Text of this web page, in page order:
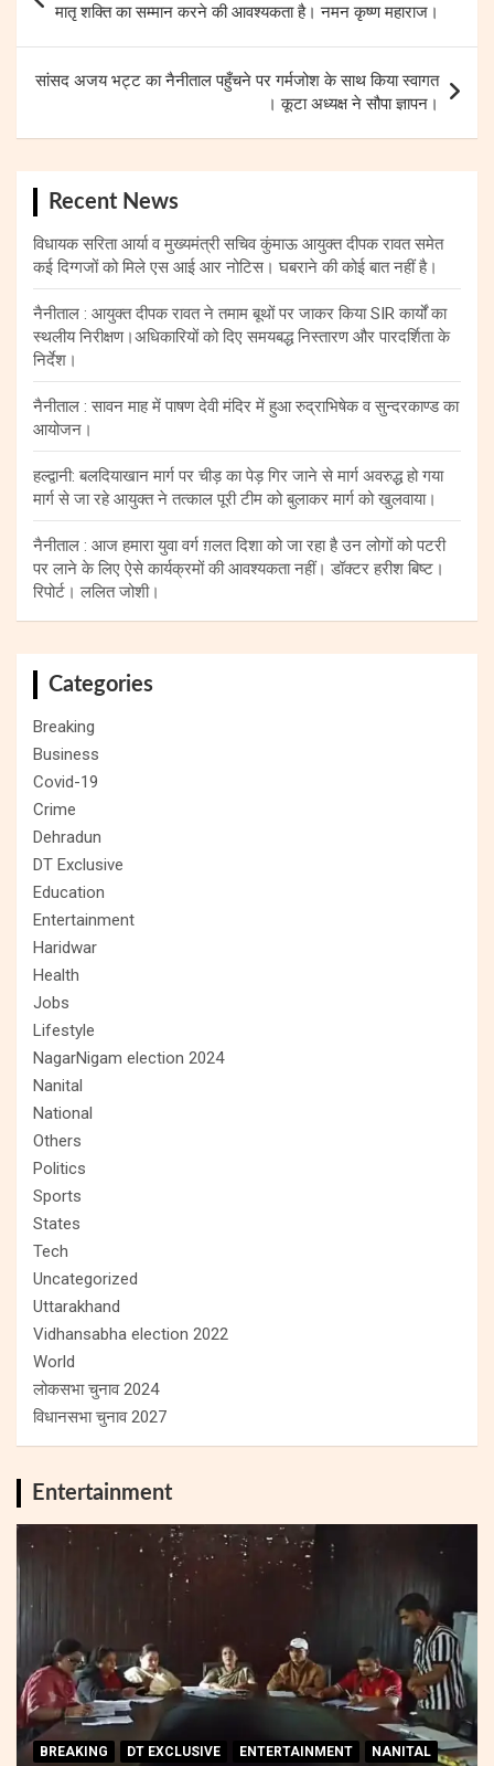
navigation
मातृ शक्ति का सम्मान करने की आवश्यकता है। नमन कृष्ण महाराज।
सांसद अजय भट्ट का नैनीताल पहुँचने पर गर्मजोश के साथ किया स्वागत
। कूटा अध्यक्ष ने सौपा ज्ञापन।
Recent News
विधायक सरिता आर्या व मुख्यमंत्री सचिव कुंमाऊ आयुक्त दीपक रावत समेत
कई दिग्गजों को मिले एस आई आर नोटिस। घबराने की कोई बात नहीं है।
नैनीताल : आयुक्त दीपक रावत ने तमाम बूथों पर जाकर किया SIR कार्यों का
स्थलीय निरीक्षण।अधिकारियों को दिए समयबद्ध निस्तारण और पारदर्शिता के
निर्देश।
नैनीताल : सावन माह में पाषण देवी मंदिर में हुआ रुद्राभिषेक व सुन्दरकाण्ड का
आयोजन।
हल्द्वानी: बलदियाखान मार्ग पर चीड़ का पेड़ गिर जाने से मार्ग अवरुद्ध हो गया
मार्ग से जा रहे आयुक्त ने तत्काल पूरी टीम को बुलाकर मार्ग को खुलवाया।
नैनीताल : आज हमारा युवा वर्ग ग़लत दिशा को जा रहा है उन लोगों को पटरी
पर लाने के लिए ऐसे कार्यक्रमों की आवश्यकता नहीं। डॉक्टर हरीश बिष्ट।
रिपोर्ट। ललित जोशी।
Categories
Breaking
Business
Covid-19
Crime
Dehradun
DT Exclusive
Education
Entertainment
Haridwar
Health
Jobs
Lifestyle
NagarNigam election 2024
Nanital
National
Others
Politics
Sports
States
Tech
Uncategorized
Uttarakhand
Vidhansabha election 2022
World
लोकसभा चुनाव 2024
विधानसभा चुनाव 2027
Entertainment
BREAKING DT EXCLUSIVE ENTERTAINMENT NANITAL